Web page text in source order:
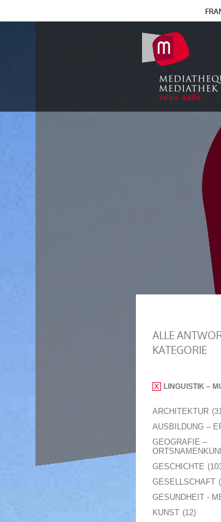
ALLE
KATEGORIE
ARCHITEKTUR
AUSBILDUNG –
GEOGRAFIE –
GESCHICHTE
GESELLSCHAFT
GESUNDHEIT -
KUNST 12
LINGUISTIK –